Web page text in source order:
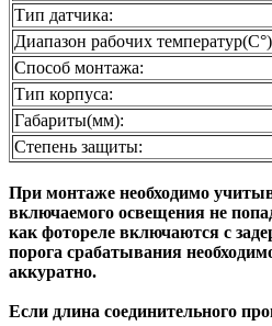
Тип датчика:
Диапазон рабочих
Способ монтажа:
Тип корпуса:
Габариты(мм):
Степень защиты:
При монтаже необходимо
включаемого освещения не
как фотореле включаются с
порога срабатывания
аккуратно.
Если длина соединительного